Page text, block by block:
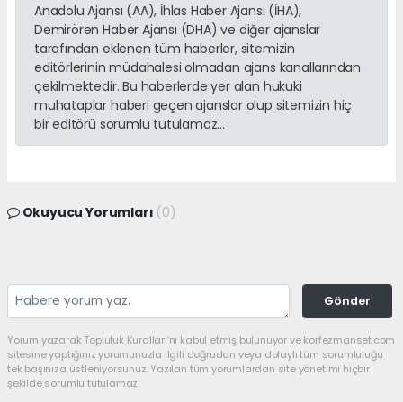
Anadolu Ajansı (AA), İhlas Haber Ajansı (İHA),
Demirören Haber Ajansı (DHA) ve diğer ajanslar
tarafından eklenen tüm haberler, sitemizin
editörlerinin müdahalesi olmadan ajans kanallarından
çekilmektedir. Bu haberlerde yer alan hukuki
muhataplar haberi geçen ajanslar olup sitemizin hiç
bir editörü sorumlu tutulamaz...
Okuyucu Yorumları (0)
Gönder
Yorum yazarak Topluluk Kuralları’nı kabul etmiş bulunuyor ve korfezmanset.com
sitesine yaptığınız yorumunuzla ilgili doğrudan veya dolaylı tüm sorumluluğu
tek başınıza üstleniyorsunuz. Yazılan tüm yorumlardan site yönetimi hiçbir
şekilde sorumlu tutulamaz.